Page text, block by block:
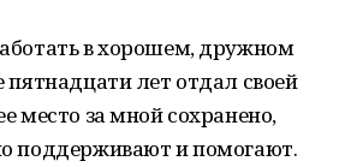
в хорошем, дружном
пятнадцати лет отдал своей
место за мной сохранено,
поддерживают и помогают.